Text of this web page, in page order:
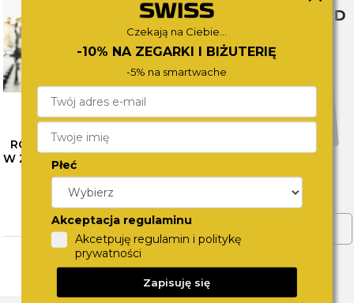
RÓŻNE OBLICZA SZAROŚCI
W ZEGARKACH CALVIN KLEIN
– SPRAWDŹ NASZE
PROPOZYCJE
CZYTAJ WIĘCEJ
SWISS WATCHCARD
Czekają na Ciebie...
-10% NA ZEGARKI I BIŻUTERIĘ
-5% na smartwache
Płeć
Akceptacja regulaminu
Akcetpuję regulamin i politykę
prywatności
Zapisuję się